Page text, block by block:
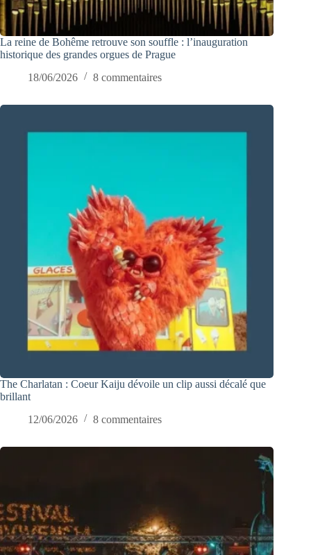
La reine de Bohême retrouve son souffle : l’inauguration
historique des grandes orgues de Prague
18/06/2026
8 commentaires
The Charlatan : Coeur Kaiju dévoile un clip aussi décalé que
brillant
12/06/2026
8 commentaires